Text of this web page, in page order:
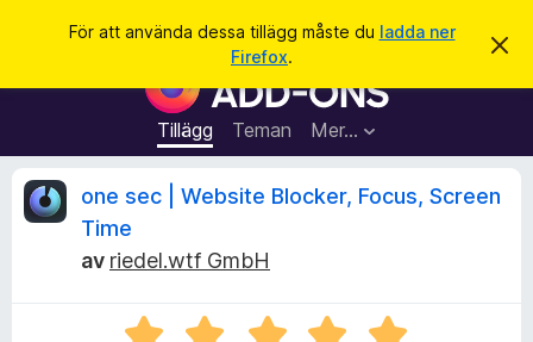
För att använda dessa tillägg måste du ladda ner
Firefox.
A
d
t
W
e
b
b
a
t
Tillägg Teman Mer…
Logga in
k
R
e
one sec | Website Blocker, Focus, Screen
Time
av riedel.wtf GmbH
B